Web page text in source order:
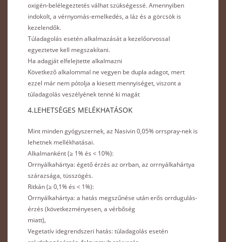
oxigén-belélegeztetés válhat szükségessé. Amennyiben
indokolt, a vérnyomás-emelkedés, a láz és a görcsök is
kezelendők.
Túladagolás esetén alkalmazását a kezelőorvossal
egyeztetve kell megszakítani.
Ha adagját elfelejtette alkalmazni
Következő alkalommal ne vegyen be dupla adagot, mert
ezzel már nem pótolja a kiesett mennyiséget, viszont a
túladagolás veszélyének tenné ki magát
4.LEHETSÉGES MELÉKHATÁSOK
Mint minden gyógyszernek, az Nasivin 0,05% orrspray-nek is
lehetnek mellékhatásai.
Alkalmanként (≥ 1% és < 10%):
Orrnyálkahártya: égető érzés az orrban, az orrnyálkahártya
szárazsága, tüsszögés.
Ritkán (≥ 0,1% és < 1%):
Orrnyálkahártya: a hatás megszűnése után erős orrdugulás-
érzés (következményesen, a vérbőség
miatt),
Vegetatív idegrendszeri hatás: túladagolás esetén